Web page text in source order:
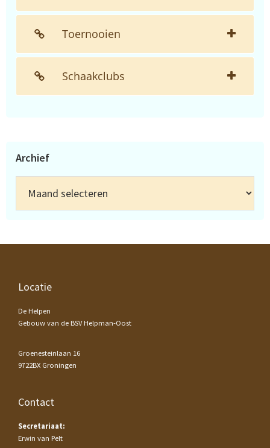
Toernooien
Schaakclubs
Archief
Footer
Locatie
De Helpen
Gebouw van de BSV Helpman-Oost
Groenesteinlaan 16
9722BX Groningen
Contact
Secretariaat:
Erwin van Pelt